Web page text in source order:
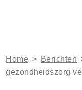
Home > Berichten
gezondheidszorg